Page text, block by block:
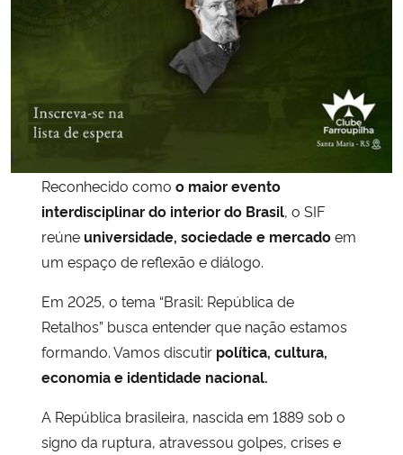
Gabinete de Segurança Institucional
Advocacia-Geral da União
Banco Central do Brasil
Planalto
Reconhecido como o maior evento
interdisciplinar do interior do Brasil, o SIF
reúne universidade, sociedade e mercadoem
um espaço de reflexão e diálogo.
Em 2025, o tema “Brasil: República de
Retalhos” busca entender que nação estamos
formando. Vamos discutir política, cultura,
economia e identidade nacional.
A República brasileira, nascida em 1889 sob o
signo da ruptura, atravessou golpes, crises e